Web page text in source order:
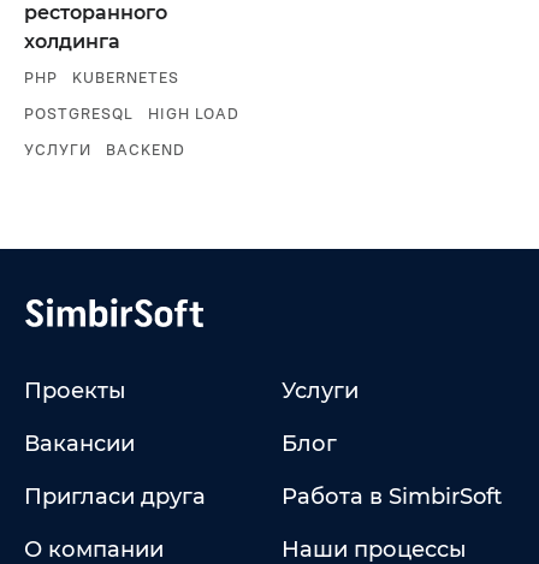
ресторанного
холдинга
PHP
KUBERNETES
POSTGRESQL
HIGH LOAD
УСЛУГИ
BACKEND
Проекты
Услуги
Вакансии
Блог
Пригласи друга
Работа в SimbirSoft
О компании
Наши процессы